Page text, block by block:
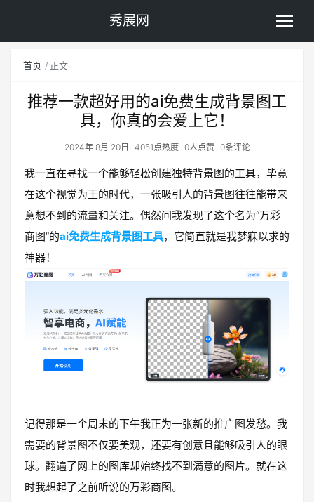
秀展网
首页 正文
推荐一款超好用的ai免费生成背景图工
具，你真的会爱上它！
2024年 8月 20日 4051点热度 0人点赞 0条评论
我一直在寻找一个能够轻松创建独特背景图的工具，毕竟
在这个视觉为王的时代，一张吸引人的背景图往往能带来
意想不到的流量和关注。偶然间我发现了这个名为“万彩
商图”的ai免费生成背景图工具，它简直就是我梦寐以求的
神器！
记得那是一个周末的下午我正为一张新的推广图发愁。我
需要的背景图不仅要美观，还要有创意且能够吸引人的眼
球。翻遍了网上的图库却始终找不到满意的图片。就在这
时我想起了之前听说的万彩商图。